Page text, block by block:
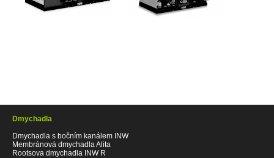
Dmychadla
Dmychadla s bočním kanálem INW
Membránová dmychadla Alita
Rootsova dmychadla INW R